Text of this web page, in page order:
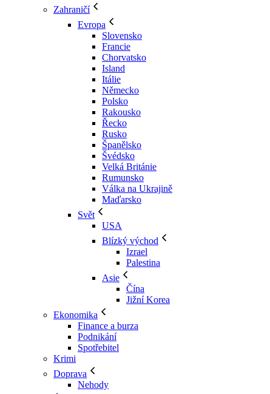
Zahraničí
Evropa
Slovensko
Francie
Chorvatsko
Island
Itálie
Německo
Polsko
Rakousko
Řecko
Rusko
Španělsko
Švédsko
Velká Británie
Rumunsko
Válka na Ukrajině
Maďarsko
Svět
USA
Blízký východ
Izrael
Palestina
Asie
Čína
Jižní Korea
Ekonomika
Finance a burza
Podnikání
Spotřebitel
Krimi
Doprava
Nehody